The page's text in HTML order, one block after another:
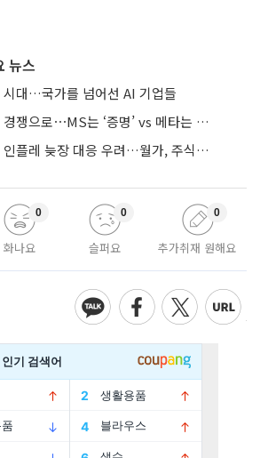
뉴스
시대…국가를 넘어선 AI 기업들
AI 투자에서 수익 경쟁으로⋯MS는 ‘증명’ vs 메타는 ‘숙제’
연준 금리 동결에 인플레 늦장 대응 우려…월가, 주식도 채권도 던졌다
화나요
0
슬퍼요
0
추가취재 원해요
0